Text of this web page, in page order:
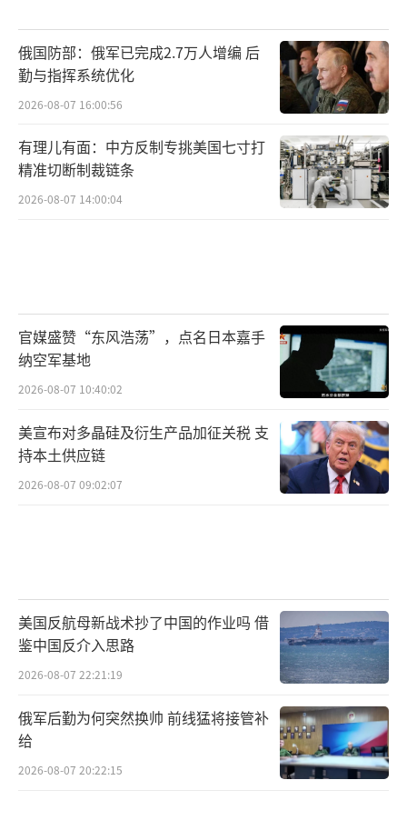
俄国防部：俄军已完成2.7万人增编 后
勤与指挥系统优化
2026-08-07 16:00:56
有理儿有面：中方反制专挑美国七寸打
精准切断制裁链条
2026-08-07 14:00:04
官媒盛赞“东风浩荡”，点名日本嘉手
纳空军基地
2026-08-07 10:40:02
美宣布对多晶硅及衍生产品加征关税 支
持本土供应链
2026-08-07 09:02:07
美国反航母新战术抄了中国的作业吗 借
鉴中国反介入思路
2026-08-07 22:21:19
俄军后勤为何突然换帅 前线猛将接管补
给
2026-08-07 20:22:15